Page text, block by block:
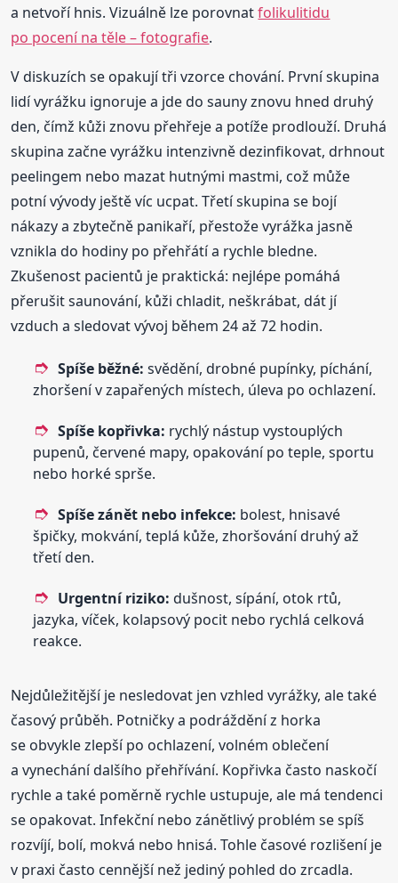
a netvoří hnis. Vizuálně lze porovnatfolikulitidu
po pocení na těle – fotografie.
V diskuzích se opakují tři vzorce chování. První skupina
lidí vyrážku ignoruje a jde do sauny znovu hned druhý
den, čímž kůži znovu přehřeje a potíže prodlouží. Druhá
skupina začne vyrážku intenzivně dezinfikovat, drhnout
peelingem nebo mazat hutnými mastmi, což může
potní vývody ještě víc ucpat. Třetí skupina se bojí
nákazy a zbytečně panikaří, přestože vyrážka jasně
vznikla do hodiny po přehřátí a rychle bledne.
Zkušenost pacientů je praktická: nejlépe pomáhá
přerušit saunování, kůži chladit, neškrábat, dát jí
vzduch a sledovat vývoj během 24 až 72 hodin.
Spíše běžné: svědění, drobné pupínky, píchání,
zhoršení v zapařených místech, úleva po ochlazení.
Spíše kopřivka: rychlý nástup vystouplých
pupenů, červené mapy, opakování po teple, sportu
nebo horké sprše.
Spíše zánět nebo infekce: bolest, hnisavé
špičky, mokvání, teplá kůže, zhoršování druhý až
třetí den.
Urgentní riziko: dušnost, sípání, otok rtů,
jazyka, víček, kolapsový pocit nebo rychlá celková
reakce.
Nejdůležitější je nesledovat jen vzhled vyrážky, ale také
časový průběh. Potničky a podráždění z horka
se obvykle zlepší po ochlazení, volném oblečení
a vynechání dalšího přehřívání. Kopřivka často naskočí
rychle a také poměrně rychle ustupuje, ale má tendenci
se opakovat. Infekční nebo zánětlivý problém se spíš
rozvíjí, bolí, mokvá nebo hnisá. Tohle časové rozlišení je
v praxi často cennější než jediný pohled do zrcadla.